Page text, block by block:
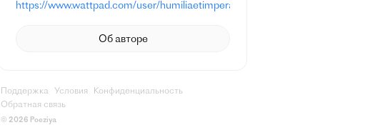
https://www.wattpad.com/user/humiliaetimpera
Об авторе
Поддержка Условия
Конфиденциальность
Обратная связь
© 2026 Poeziya